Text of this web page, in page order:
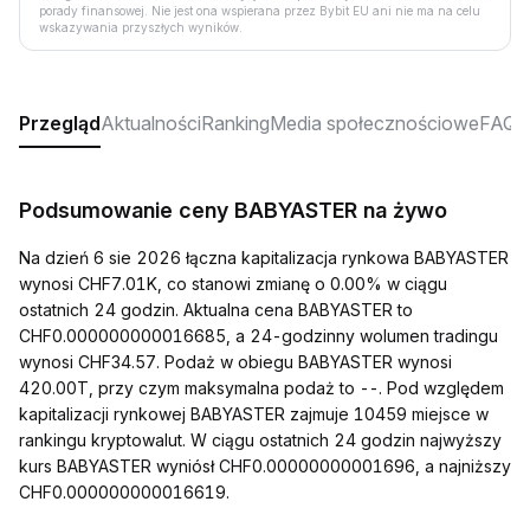
porady finansowej. Nie jest ona wspierana przez Bybit EU ani nie ma na celu
wskazywania przyszłych wyników.
PrzeglądAktualnościRankingMedia społecznościoweFAQ
Podsumowanie ceny BABYASTER na żywo
Na dzień 6 sie 2026 łączna kapitalizacja rynkowa BABYASTER
wynosi CHF7.01K, co stanowi zmianę o 0.00% w ciągu
ostatnich 24 godzin. Aktualna cena BABYASTER to
CHF0.000000000016685, a 24-godzinny wolumen tradingu
wynosi CHF34.57. Podaż w obiegu BABYASTER wynosi
420.00T, przy czym maksymalna podaż to --. Pod względem
kapitalizacji rynkowej BABYASTER zajmuje 10459 miejsce w
rankingu kryptowalut. W ciągu ostatnich 24 godzin najwyższy
kurs BABYASTER wyniósł CHF0.00000000001696, a najniższy
CHF0.000000000016619.